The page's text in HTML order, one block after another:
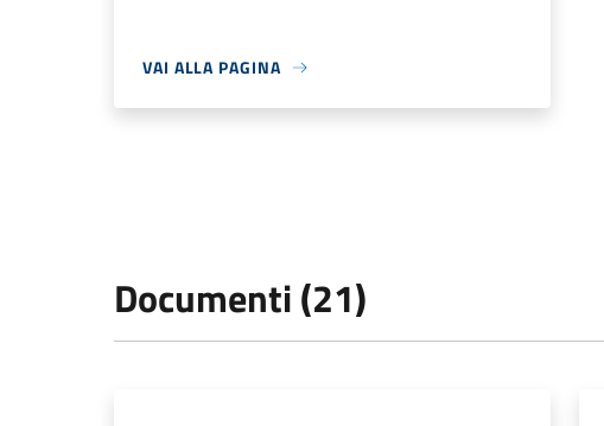
VAI ALLA PAGINA
Documenti (21)